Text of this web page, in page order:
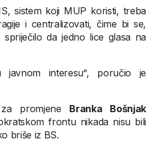
sistem koji MUP koristi, treba
i centralizovati, čime bi se,
da jedno lice glasa na
interesu“, poručio je
promjene Branka Bošnjak
frontu nikada nisu bili
briše iz BS.